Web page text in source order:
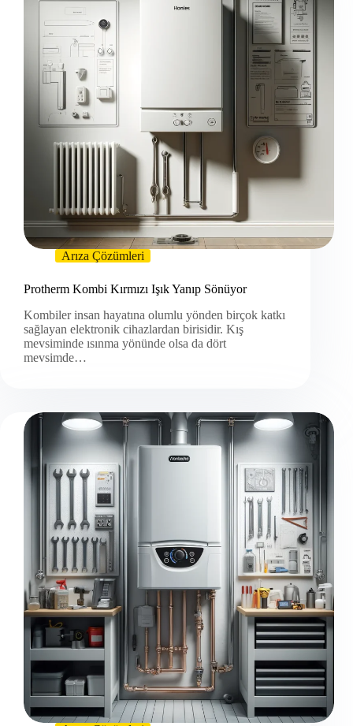
Arıza Çözümleri
Protherm Kombi Kırmızı Işık Yanıp Sönüyor
Kombiler insan hayatına olumlu yönden birçok katkı
sağlayan elektronik cihazlardan birisidir. Kış
mevsiminde ısınma yönünde olsa da dört
mevsimde…